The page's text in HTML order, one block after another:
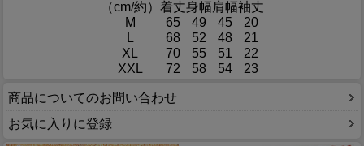
（cm/約） 着丈身幅肩幅袖丈
M
65 49 45
20
L
68 52 48
21
XL
70 55 51
22
XXL
72 58 54 23
商品についてのお問い合わせ
お気に入りに登録